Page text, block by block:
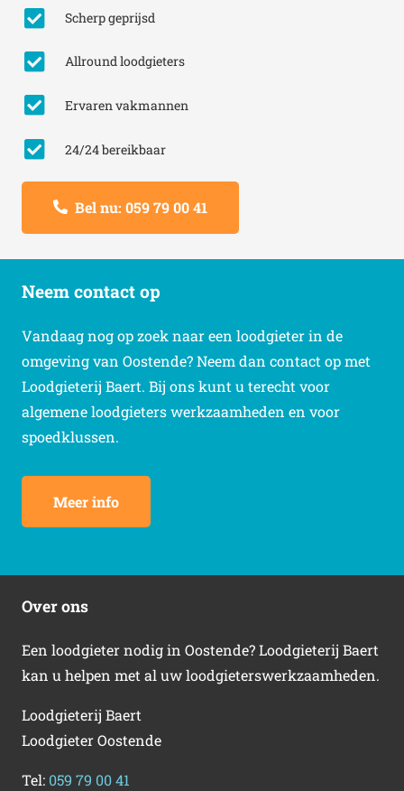
Scherp geprijsd
Allround loodgieters
Ervaren vakmannen
24/24 bereikbaar
Bel nu: 059 79 00 41
Neem contact op
Vandaag nog op zoek naar een loodgieter in de
omgeving van Oostende? Neem dan contact op met
Loodgieterij Baert. Bij ons kunt u terecht voor
algemene loodgieters werkzaamheden en voor
spoedklussen.
Meer info
Over ons
Een loodgieter nodig in Oostende? Loodgieterij Baert
kan u helpen met al uw loodgieterswerkzaamheden.
Loodgieterij Baert
Loodgieter Oostende
Tel: 059 79 00 41